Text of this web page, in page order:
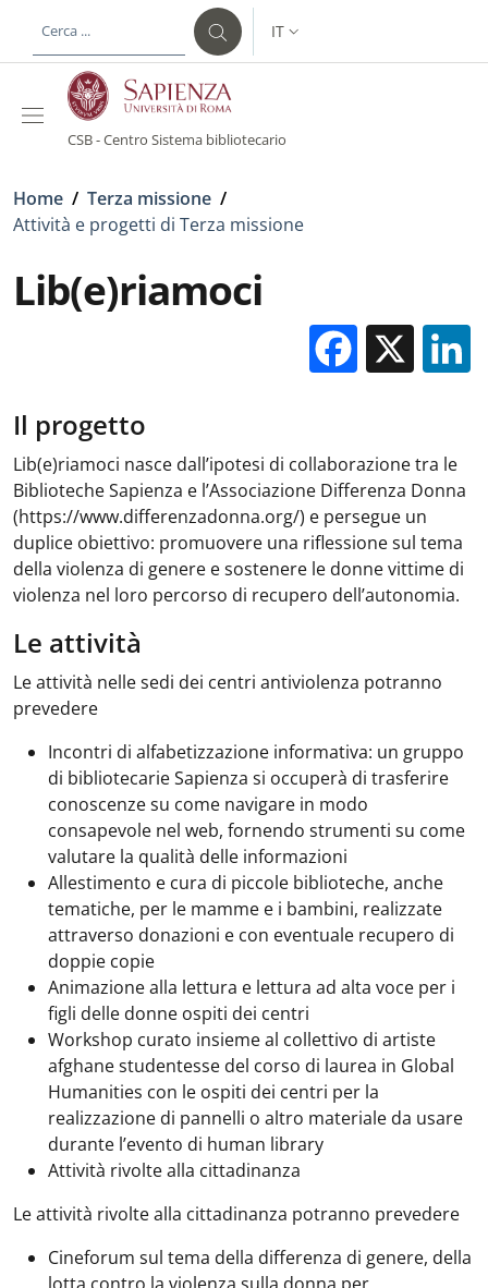
al contenuto principale
SELETTORE LINGUA:
IT
CSB - Centro Sistema bibliotecario
Briciole di pane
Home / Terza missione /
Attività e progetti di Terza missione
Lib(e)riamoci
X
Il progetto
Lib(e)riamoci nasce dall’ipotesi di collaborazione tra le
Biblioteche Sapienza e l’Associazione Differenza Donna
(https://www.differenzadonna.org/) e persegue un
duplice obiettivo: promuovere una riflessione sul tema
della violenza di genere e sostenere le donne vittime di
violenza nel loro percorso di recupero dell’autonomia.
Le attività
Le attività nelle sedi dei centri antiviolenza potranno
prevedere
Incontri di alfabetizzazione informativa: un gruppo
di bibliotecarie Sapienza si occuperà di trasferire
conoscenze su come navigare in modo
consapevole nel web, fornendo strumenti su come
valutare la qualità delle informazioni
Allestimento e cura di piccole biblioteche, anche
tematiche, per le mamme e i bambini, realizzate
attraverso donazioni e con eventuale recupero di
doppie copie
Animazione alla lettura e lettura ad alta voce per i
figli delle donne ospiti dei centri
Workshop curato insieme al collettivo di artiste
afghane studentesse del corso di laurea in Global
Humanities con le ospiti dei centri per la
realizzazione di pannelli o altro materiale da usare
durante l’evento di human library
Attività rivolte alla cittadinanza
Le attività rivolte alla cittadinanza potranno prevedere
Cineforum sul tema della differenza di genere, della